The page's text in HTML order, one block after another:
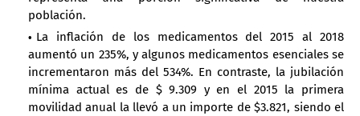
población.
La inflación de los medicamentos del 2015 al 2018
aumentó un 235%, y algunos medicamentos esenciales se
incrementaron más del 534%. En contraste, la jubilación
mínima actual es de $ 9.309 y en el 2015 la primera
movilidad anual la llevó a un importe de $3.821, siendo el